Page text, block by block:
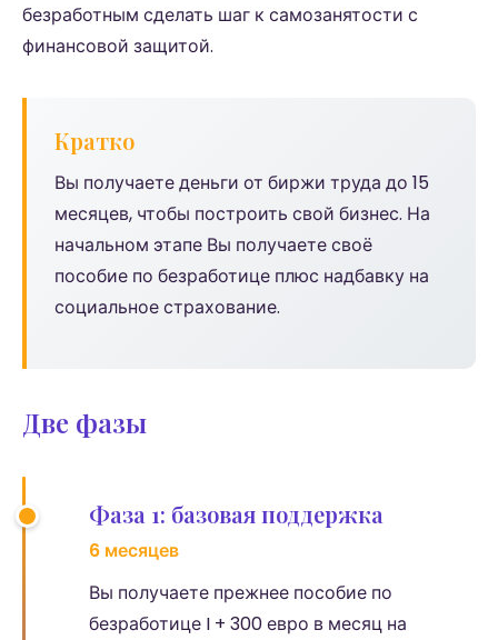
безработным сделать шаг к самозанятости с
финансовой защитой.
Кратко
Вы получаете деньги от биржи труда до 15
месяцев, чтобы построить свой бизнес. На
начальном этапе Вы получаете своё
пособие по безработице плюс надбавку на
социальное страхование.
Две фазы
Фаза 1: базовая поддержка
6 месяцев
Вы получаете прежнее пособие по
безработице I + 300 евро в месяц на